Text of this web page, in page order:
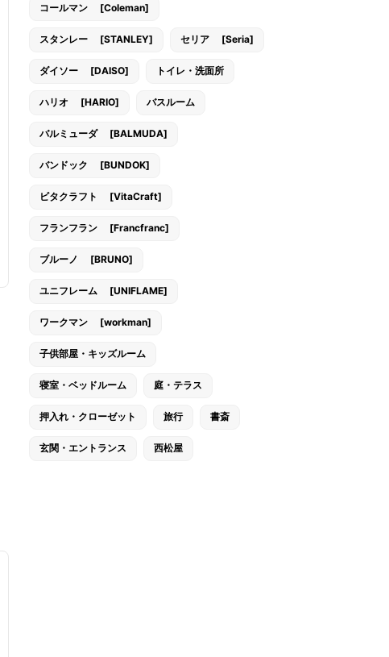
コールマン [Coleman]
スタンレー [STANLEY] セリア [Seria]
ダイソー [DAISO] トイレ・洗面所
ハリオ [HARIO] バスルーム
バルミューダ [BALMUDA]
バンドック [BUNDOK]
ビタクラフト [VitaCraft]
フランフラン [Francfranc]
ブルーノ [BRUNO]
ユニフレーム [UNIFLAME]
ワークマン [workman]
子供部屋・キッズルーム
寝室・ベッドルーム 庭・テラス
押入れ・クローゼット 旅行 書斎
玄関・エントランス 西松屋